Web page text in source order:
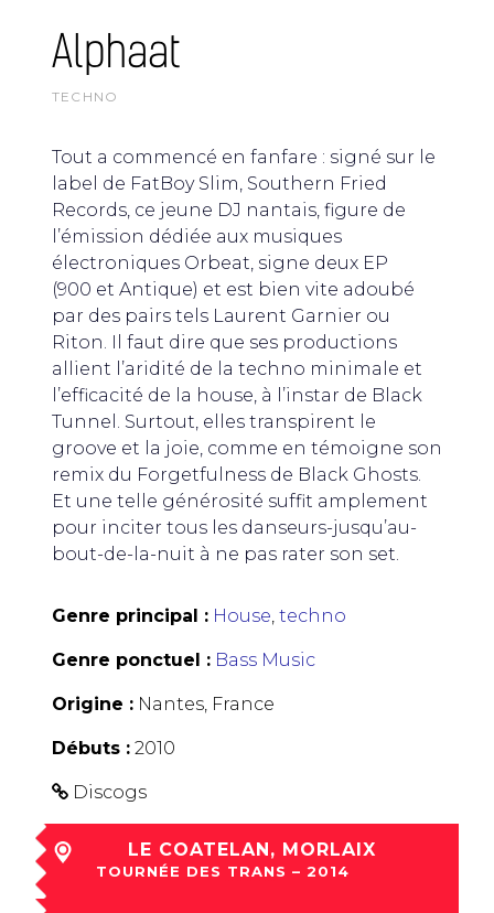
Alphaat
TECHNO
Tout a commencé en fanfare : signé sur le
label de FatBoy Slim, Southern Fried
Records, ce jeune DJ nantais, figure de
l’émission dédiée aux musiques
électroniques Orbeat, signe deux EP
(900 et Antique) et est bien vite adoubé
par des pairs tels Laurent Garnier ou
Riton. Il faut dire que ses productions
allient l’aridité de la techno minimale et
l’efficacité de la house, à l’instar de Black
Tunnel. Surtout, elles transpirent le
groove et la joie, comme en témoigne son
remix du Forgetfulness de Black Ghosts.
Et une telle générosité suffit amplement
pour inciter tous les danseurs-jusqu’au-
bout-de-la-nuit à ne pas rater son set.
Genre principal : House, techno
Genre ponctuel : Bass Music
Origine : Nantes, France
Débuts : 2010
Discogs
LE COATELAN, MORLAIX
TOURNÉE DES TRANS – 2014